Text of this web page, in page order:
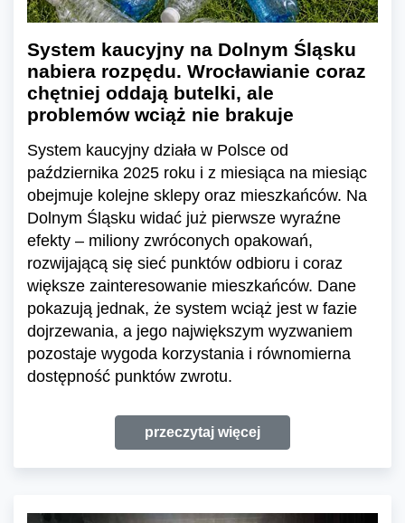
System kaucyjny na Dolnym Śląsku
nabiera rozpędu. Wrocławianie coraz
chętniej oddają butelki, ale
problemów wciąż nie brakuje
System kaucyjny działa w Polsce od
października 2025 roku i z miesiąca na miesiąc
obejmuje kolejne sklepy oraz mieszkańców. Na
Dolnym Śląsku widać już pierwsze wyraźne
efekty – miliony zwróconych opakowań,
rozwijającą się sieć punktów odbioru i coraz
większe zainteresowanie mieszkańców. Dane
pokazują jednak, że system wciąż jest w fazie
dojrzewania, a jego największym wyzwaniem
pozostaje wygoda korzystania i równomierna
dostępność punktów zwrotu.
przeczytaj więcej